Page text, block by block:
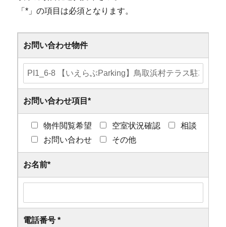
「* 」の項目は必須となります。
お問い合わせ物件
お問い合わせ項目*
物件閲覧希望 空室状況確認
相談
お問い合わせ
その他
お名前*
電話番号*